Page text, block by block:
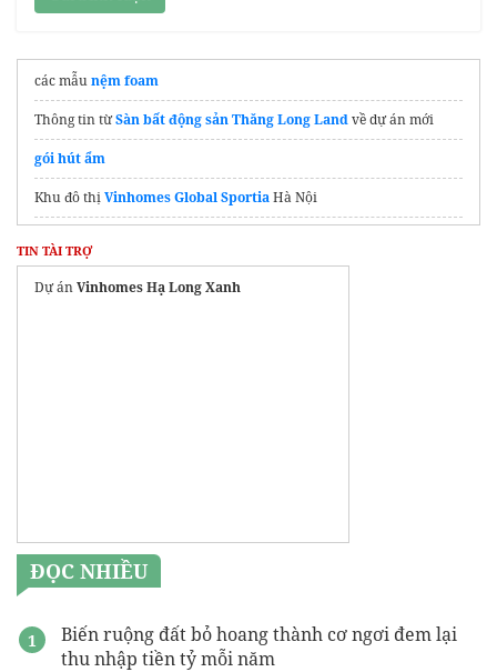
các mẫunệm foam
Thông tin từSàn bất động sản Thăng Long Landvề dự án mới
gói hút ẩm
Khu đô thịVinhomes Global SportiaHà Nội
Giá bán Hanoi Seasons GardenNguyễn Trãi
Bảng Giá Vinhomes Saigon Park
TIN TÀI TRỢ
Dự ánVinhomes Hạ Long Xanh
ĐỌC NHIỀU
Biến ruộng đất bỏ hoang thành cơ ngơi đem lại
thu nhập tiền tỷ mỗi năm